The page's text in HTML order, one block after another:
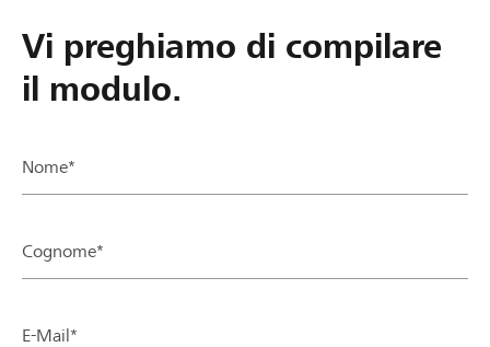
Vi preghiamo di compilare
il modulo.
Nome*
Cognome*
E-Mail*